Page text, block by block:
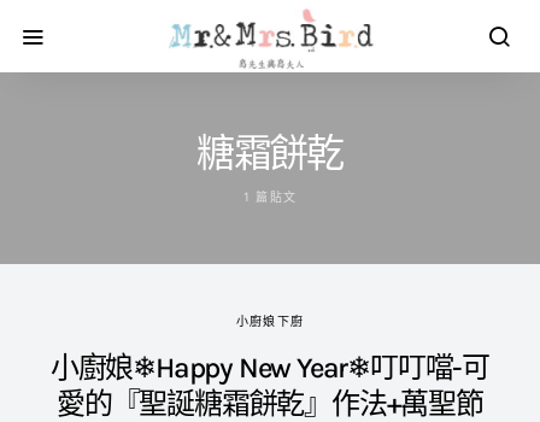
糖霜餅乾
1 篇貼文
小廚娘下廚
小廚娘❄Happy New Year❄叮叮噹-可
愛的『聖誕糖霜餅乾』作法+萬聖節